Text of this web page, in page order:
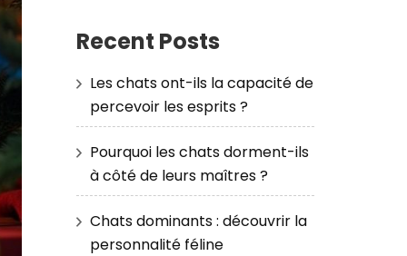
Recent Posts
Les chats ont-ils la capacité de
percevoir les esprits ?
Pourquoi les chats dorment-ils
à côté de leurs maîtres ?
Chats dominants : découvrir la
personnalité féline